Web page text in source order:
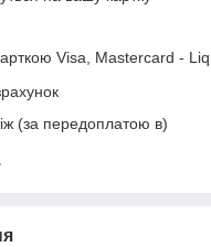
Visa, Mastercard -
(за передоплатою в)